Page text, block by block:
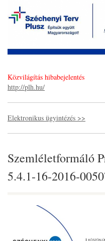
Közvilágítás hibabejelentés
http://plh.hu/
Elektronikus ügyintézés >>
Szemléletformáló
5.4.1-16-2016-